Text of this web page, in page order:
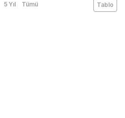
5 Yıl Tümü Tablo